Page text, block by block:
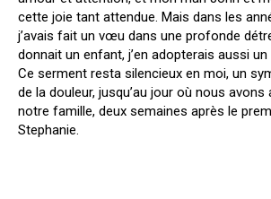
cette joie tant attendue. Mais dans les
j’avais fait un vœu dans une profonde
donnait un enfant, j’en adopterais aussi un
Ce serment resta silencieux en moi, un
de la douleur, jusqu’au jour où nous avons
notre famille, deux semaines après le
Stephanie.